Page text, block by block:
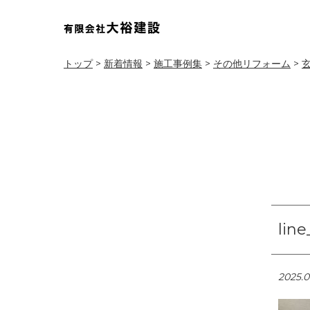
トップ> 新着情報 > 施工事例集 > その他リフォーム >